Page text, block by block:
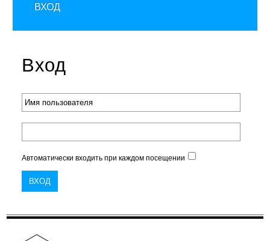
ВХОД
Вход
Автоматически входить при каждом посещении